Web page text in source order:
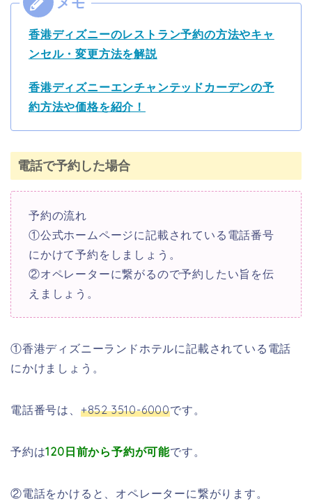
香港ディズニーのレストラン予約の方法やキャ
ンセル・変更方法を解説
香港ディズニーエンチャンテッドカーデンの予
約方法や価格を紹介！
電話で予約した場合
予約の流れ
①公式ホームページに記載されている電話番号
にかけて予約をしましょう。
②オペレーターに繋がるので予約したい旨を伝
えましょう。
①香港ディズニーランドホテルに記載されている電話
にかけましょう。
電話番号は、 +852 3510-6000です。
予約は120日前から予約が可能です。
②電話をかけると、オペレーターに繋がります。